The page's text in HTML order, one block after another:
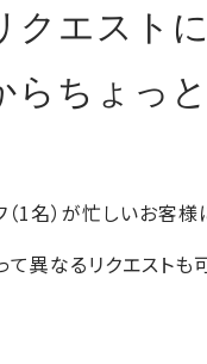
クエスト
らちょっ
1名）が忙しいお客
異なるリクエストも